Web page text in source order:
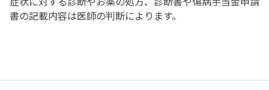
書の記載内容は医師の判断によります。